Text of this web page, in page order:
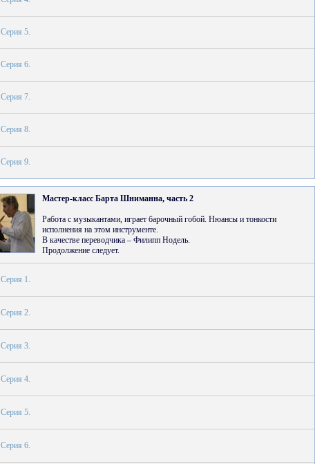
Серия 5.
Серия 6.
Серия 7.
Серия 8.
Серия 9.
Мастер-класс Барта Шниманна, часть 2
Работа с музыкантами, играет барочный гобой. Нюансы и тонкости
исполнения на этом инструменте.
В качестве переводчика – Филипп Нодель.
Продолжение следует.
Серия 1.
Серия 2.
Серия 3.
Серия 4.
Серия 5.
Серия 6.